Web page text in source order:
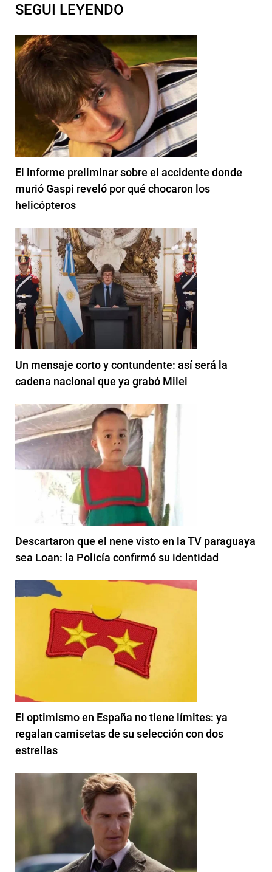
SEGUI LEYENDO
El informe preliminar sobre el accidente donde
murió Gaspi reveló por qué chocaron los
helicópteros
Un mensaje corto y contundente: así será la
cadena nacional que ya grabó Milei
Descartaron que el nene visto en la TV paraguaya
sea Loan: la Policía confirmó su identidad
El optimismo en España no tiene límites: ya
regalan camisetas de su selección con dos
estrellas